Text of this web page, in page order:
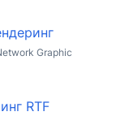
Graphic
RTF